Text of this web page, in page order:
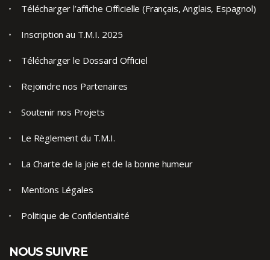
Télécharger l’affiche Officielle (Français, Anglais, Espagnol)
Inscription au T.M.I. 2025
Télécharger le Dossard Officiel
Rejoindre nos Partenaires
Soutenir nos Projets
Le Règlement du T.M.I.
La Charte de la joie et de la bonne humeur
Mentions Légales
Politique de Confidentialité
NOUS SUIVRE